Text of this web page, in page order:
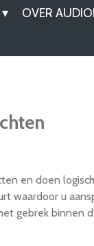
OVER
en doen
waardoor u
gebrek binnen